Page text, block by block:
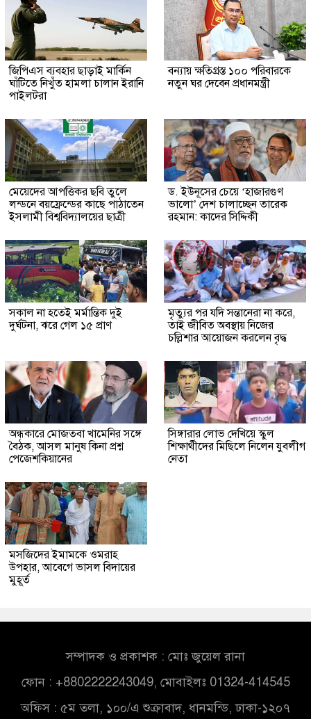
জিপিএস ব্যবহার ছাড়াই মার্কিন
ঘাঁটিতে নিখুঁত হামলা চালান ইরানি
পাইলটরা
বন্যায় ক্ষতিগ্রস্ত ১০০ পরিবারকে
নতুন ঘর দেবেন প্রধানমন্ত্রী
মেয়েদের আপত্তিকর ছবি তুলে
লন্ডনে বয়ফ্রেন্ডের কাছে পাঠাতেন
ইসলামী বিশ্ববিদ্যালয়ের ছাত্রী
ড. ইউনূসের চেয়ে ‘হাজারগুণ
ভালো’ দেশ চালাচ্ছেন তারেক
রহমান: কাদের সিদ্দিকী
সকাল না হতেই মর্মান্তিক দুই
দুর্ঘটনা, ঝরে গেল ১৫ প্রাণ
মৃত্যুর পর যদি সন্তানেরা না করে,
তাই জীবিত অবস্থায় নিজের
চল্লিশার আয়োজন করলেন বৃদ্ধ
অন্ধকারে মোজতবা খামেনির সঙ্গে
বৈঠক, আসল মানুষ কিনা প্রশ্ন
পেজেশকিয়ানের
সিঙ্গারার লোভ দেখিয়ে স্কুল
শিক্ষার্থীদের মিছিলে নিলেন যুবলীগ
নেতা
মসজিদের ইমামকে ওমরাহ
উপহার, আবেগে ভাসল বিদায়ের
মুহূর্ত
সম্পাদক ও প্রকাশক : মোঃ জুয়েল রানা
ফোন : +8802222243049, মোবাইলঃ 01324-414545
অফিস : ৫ম তলা, ১০০/এ শুক্রাবাদ, ধানমন্ডি, ঢাকা-১২০৭